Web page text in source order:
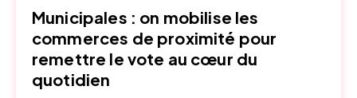
Municipales : on mobilise les
commerces de proximité pour
remettre le vote au cœur du
quotidien